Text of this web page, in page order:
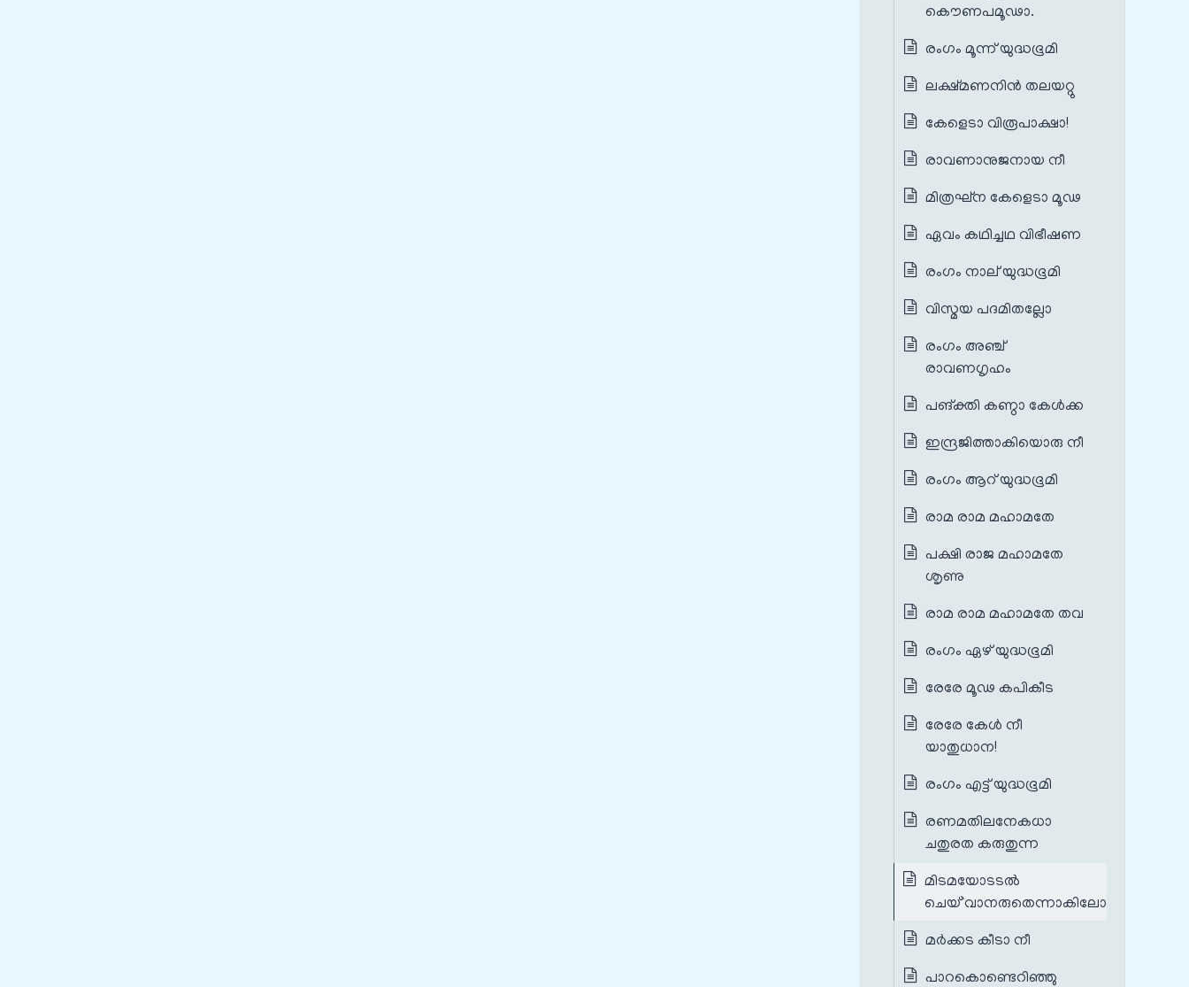
കൌണപമൂഢാ.
രംഗം മൂന്ന് യുദ്ധഭൂമി
ലക്ഷ്മണനിന്‍ തലയറ്റു
കേളെടാ വിരൂപാക്ഷാ!
രാവണാനുജനായ നീ
മിത്രഘ്ന കേളെടാ മൂഢ
ഏവം കഥിച്ചഥ വിഭീഷണ
രംഗം നാല് യുദ്ധഭൂമി
വിസ്മയ പദമിതല്ലോ
രംഗം അഞ്ച്
രാവണഗൃഹം
പങ്‌ക്തി കണ്ഠാ കേള്‍ക്ക
ഇന്ദ്രജിത്താകിയൊരു നീ
രംഗം ആറ് യുദ്ധഭൂമി
രാമ രാമ മഹാമതേ
പക്ഷി രാജ മഹാമതേ
ശൃണു
രാമ രാമ മഹാമതേ തവ
രംഗം ഏഴ് യുദ്ധഭൂമി
രേരേ മൂഢ കപികീട
രേരേ കേൾ നീ
യാതുധാന!
രംഗം എട്ട് യുദ്ധഭൂമി
രണമതിലനേകധാ
ചതുരത കരുതുന്ന
മിടമയോടടൽ
ചെയ്`വാനരുതെന്നാകിലോ
മര്‍ക്കട കീടാ നീ
പാറകൊണ്ടെറിഞ്ഞു